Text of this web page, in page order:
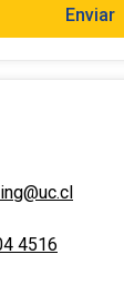
Enviar
4516